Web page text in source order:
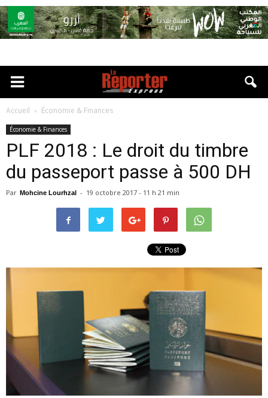
Accueil Économie & Finances
Économie & Finances
PLF 2018 : Le droit du timbre
du passeport passe à 500 DH
Par Mohcine Lourhzal - 19 octobre 2017 - 11 h 21 min